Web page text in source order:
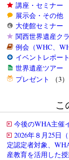
講座・セミナー
展示会・その他
大使館セミナー
関西世界遺産ク
例会（WHC、
イベントレポート
世界遺産ツアー
プレゼント
（3）
こ
今後のWHA主催
2026年８月25日
定認定者対象、
産教育を活用した